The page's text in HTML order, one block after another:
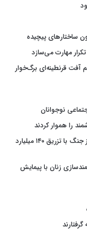
ساختارهای پیچیده
مهارت می‌سازد
آفت قرنطینه‌ای برگ‌خوار
نوجوانان
را هموار کردند
مهار موج تعدیل نیروی شرکت‌های فناور پس از جنگ با تزریق ۱۴۰ میلیارد
زنان با پیمایش